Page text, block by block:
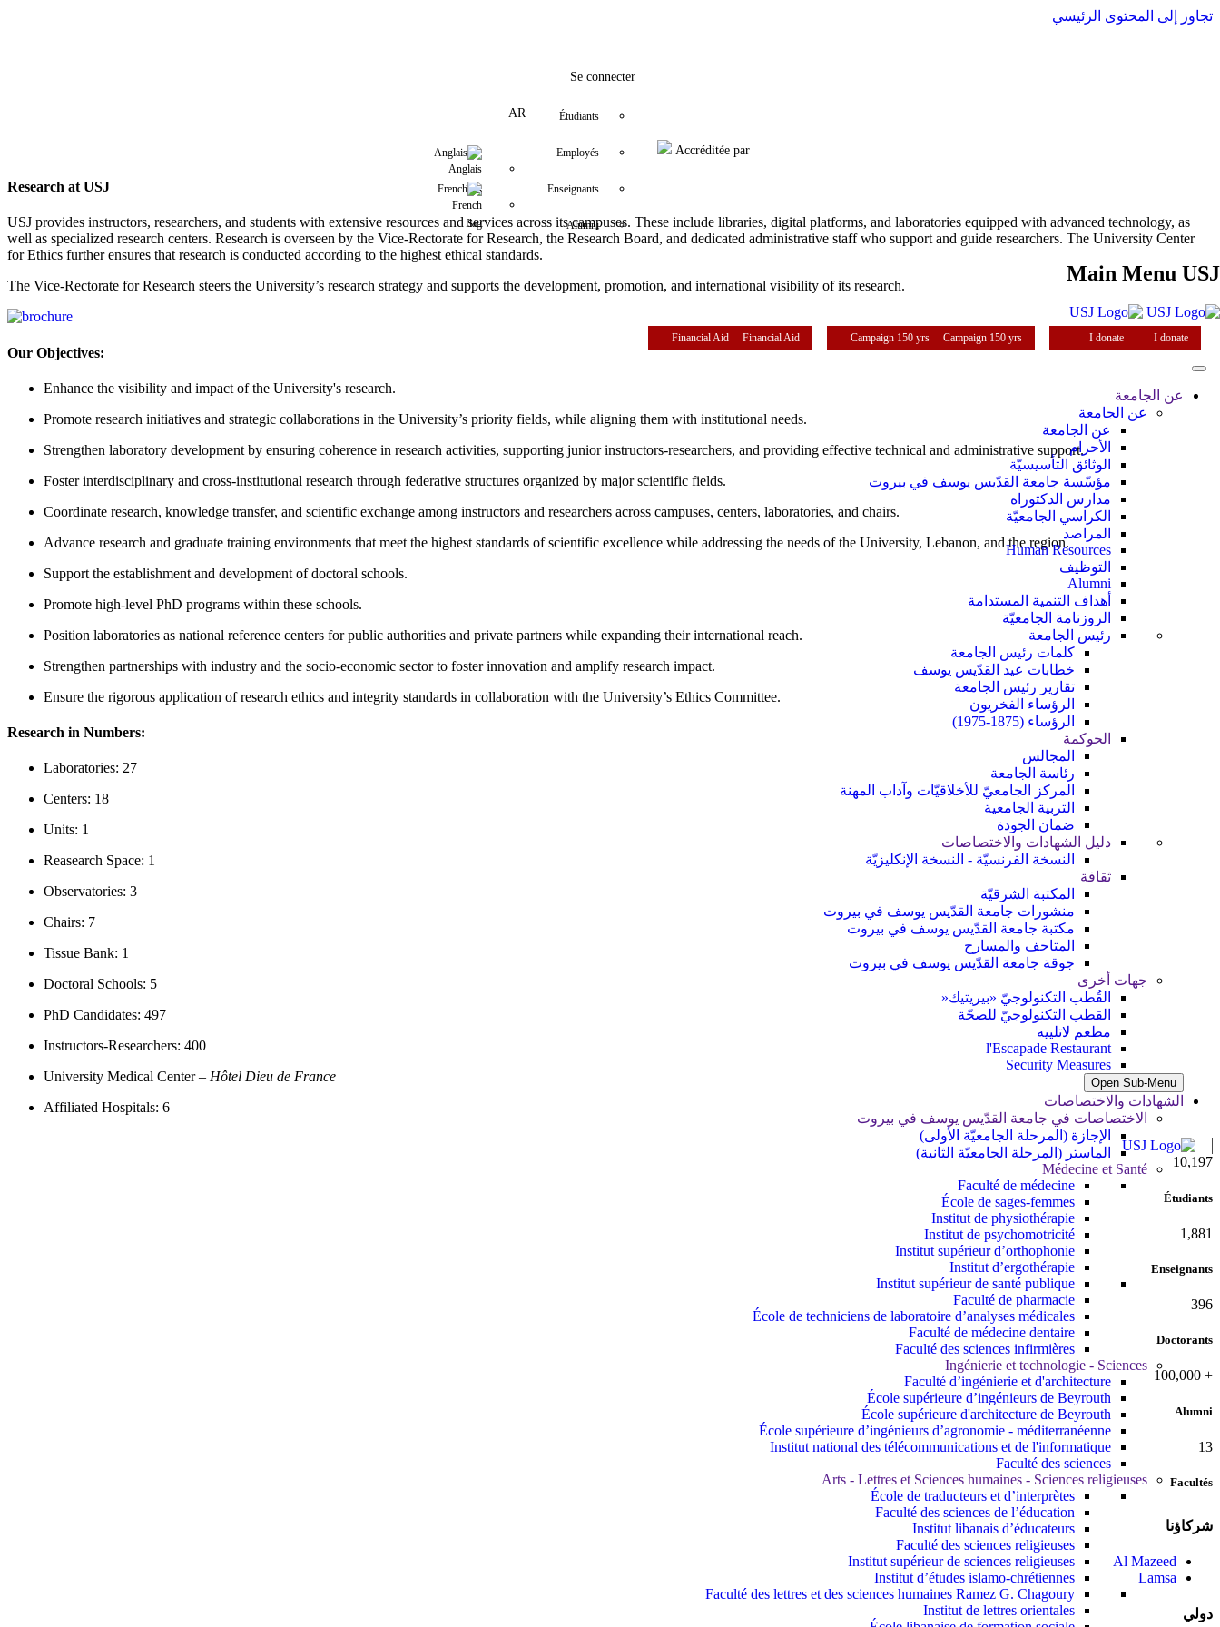
تجاوز إلى المحتوى الرئيسي
Accréditée par
Se connecter
Étudiants
Employés
Enseignants
Alumni
AR
Anglais
French
Main Menu USJ
I donate I donate
Campaign 150 yrs Campaign 150 yrs
Financial Aid Financial Aid
عن الجامعة
عن الجامعة
عن الجامعة
الأحرام
الوثائق التأسيسيّة
مؤسّسة جامعة القدّيس يوسف في بيروت
مدارس الدكتوراه
الكراسي الجامعيّة
المراصد
Human Resources
التوظيف
Alumni
أهداف التنمية المستدامة
الروزنامة الجامعيّة
رئيس الجامعة
كلمات رئيس الجامعة
خطابات عيد القدّيس يوسف
تقارير رئيس الجامعة
الرؤساء الفخريون
الرؤساء (1875-1975)
الحوكمة
المجالس
رئاسة الجامعة
المركز الجامعيّ للأخلاقيّات وآداب المهنة
التربية الجامعية
ضمان الجودة
دليل الشهادات والاختصاصات
النسخة الفرنسيّة - النسخة الإنكليزيّة
ثقافة
المكتبة الشرقيّة
منشورات جامعة القدّيس يوسف في بيروت
مكتبة جامعة القدّيس يوسف في بيروت
المتاحف والمسارح
جوقة جامعة القدّيس يوسف في بيروت
جهات أخرى
القُطب التكنولوجيّ «بيريتيك«
القطب التكنولوجيّ للصحّة
مطعم لاتلييه
l'Escapade Restaurant
Security Measures
Open Sub-Menu
الشهادات والاختصاصات
الاختصاصات في جامعة القدّيس يوسف في بيروت
الإجازة (المرحلة الجامعيّة الأولى)
الماستر (المرحلة الجامعيّة الثانية)
Médecine et Santé
Faculté de médecine
École de sages-femmes
Institut de physiothérapie
Institut de psychomotricité
Institut supérieur d’orthophonie
Institut d’ergothérapie
Institut supérieur de santé publique
Faculté de pharmacie
École de techniciens de laboratoire d’analyses médicales
Faculté de médecine dentaire
Faculté des sciences infirmières
Ingénierie et technologie - Sciences
Faculté d’ingénierie et d'architecture
École supérieure d’ingénieurs de Beyrouth
École supérieure d'architecture de Beyrouth
École supérieure d’ingénieurs d’agronomie - méditerranéenne
Institut national des télécommunications et de l'informatique
Faculté des sciences
Arts - Lettres et Sciences humaines - Sciences religieuses
École de traducteurs et d’interprètes
Faculté des sciences de l’éducation
Institut libanais d’éducateurs
Faculté des sciences religieuses
Institut supérieur de sciences religieuses
Institut d’études islamo-chrétiennes
Faculté des lettres et des sciences humaines Ramez G. Chagoury
Institut de lettres orientales
Research at USJ
USJ provides instructors, researchers, and students with extensive resources and services across its campuses. These include libraries, digital platforms, and laboratories equipped with advanced technology, as
well as specialized research centers. Research is overseen by the Vice-Rectorate for Research, the Research Board, and dedicated administrative staff who support and guide researchers. The University Center
for Ethics further ensures that research is conducted according to the highest ethical standards.
The Vice-Rectorate for Research steers the University’s research strategy and supports the development, promotion, and international visibility of its research.
Our Objectives:
Enhance the visibility and impact of the University's research.
Promote research initiatives and strategic collaborations in the University’s priority fields, while aligning them with institutional needs.
Strengthen laboratory development by ensuring coherence in research activities, supporting junior instructors-researchers, and providing effective technical and administrative support.
Foster interdisciplinary and cross-institutional research through federative structures organized by major scientific fields.
Coordinate research, knowledge transfer, and scientific exchange among instructors and researchers across campuses, centers, laboratories, and chairs.
Advance research and graduate training environments that meet the highest standards of scientific excellence while addressing the needs of the University, Lebanon, and the region.
Support the establishment and development of doctoral schools.
Promote high-level PhD programs within these schools.
Position laboratories as national reference centers for public authorities and private partners while expanding their international reach.
Strengthen partnerships with industry and the socio-economic sector to foster innovation and amplify research impact.
Ensure the rigorous application of research ethics and integrity standards in collaboration with the University’s Ethics Committee.
Research in Numbers:
Laboratories: 27
Centers: 18
Units: 1
Reasearch Space: 1
Observatories: 3
Chairs: 7
Tissue Bank: 1
Doctoral Schools: 5
PhD Candidates: 497
Instructors-Researchers: 400
University Medical Center – Hôtel Dieu de France
Affiliated Hospitals: 6
11,727
Étudiants
2,142
Enseignants
437
Doctorants
+
100,000
Alumni
13
Facultés
شركاؤنا
Al Mazeed
Lamsa
دولي